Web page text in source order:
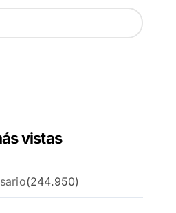
vistas
(244.950)